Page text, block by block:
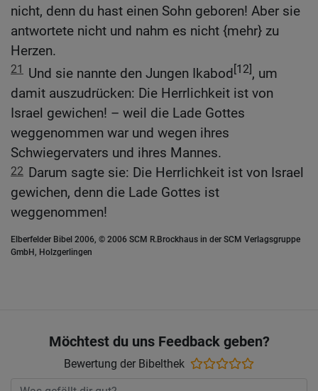
nicht, denn du hast einen Sohn geboren! Aber sie
antwortete nicht und nahm es nicht {mehr} zu
Herzen.
21 Und sie nannte den Jungen Ikabod[12], um
damit auszudrücken: Die Herrlichkeit ist von
Israel gewichen! – weil die Lade Gottes
weggenommen war und wegen ihres
Schwiegervaters und ihres Mannes.
22 Darum sagte sie: Die Herrlichkeit ist von Israel
gewichen, denn die Lade Gottes ist
weggenommen!
Elberfelder Bibel 2006, © 2006 SCM R.Brockhaus in der SCM Verlagsgruppe
GmbH, Holzgerlingen
Möchtest du uns Feedback geben?
Bewertung der Bibelthek